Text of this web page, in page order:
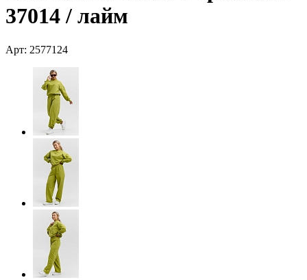
37014 / лайм
Арт: 2577124